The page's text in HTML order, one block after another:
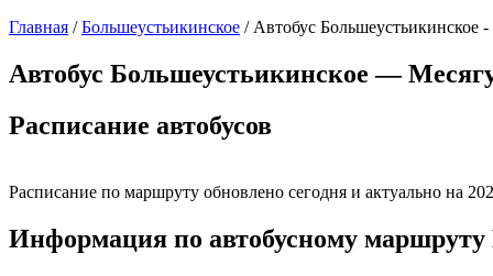
Главная /Большеустьикинское / Автобус Большеустьикинское
Автобус Большеустьикинское —
Раcписание автобусов
Расписание по маршруту обновлено сегодня и актуально на
Информация по автобусному